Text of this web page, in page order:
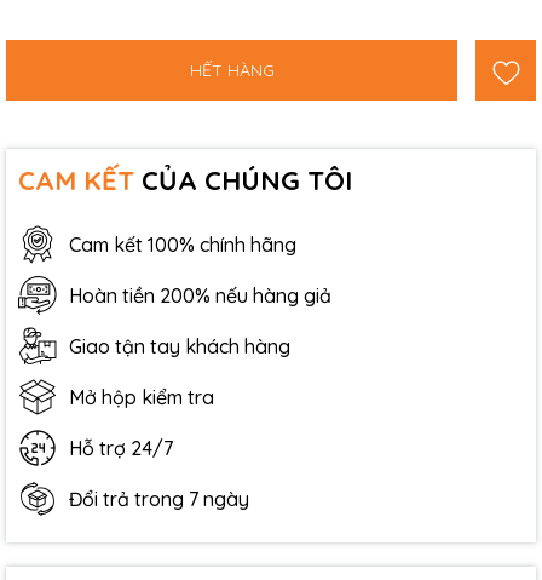
HẾT HÀNG
CAM KẾT CỦA CHÚNG TÔI
Cam kết 100% chính hãng
Hoàn tiền 200% nếu hàng giả
Giao tận tay khách hàng
Mở hộp kiểm tra
Hỗ trợ 24/7
Đổi trả trong 7 ngày